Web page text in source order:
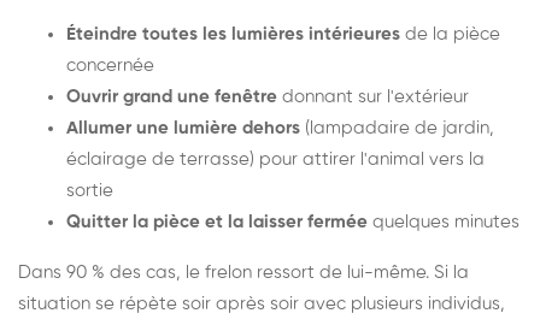
Éteindre toutes les lumières intérieures de la pièce
concernée
Ouvrir grand une fenêtre donnant sur l'extérieur
Allumer une lumière dehors (lampadaire de jardin,
éclairage de terrasse) pour attirer l'animal vers la
sortie
Quitter la pièce et la laisser fermée quelques minutes
Dans 90 % des cas, le frelon ressort de lui-même. Si la
situation se répète soir après soir avec plusieurs individus,